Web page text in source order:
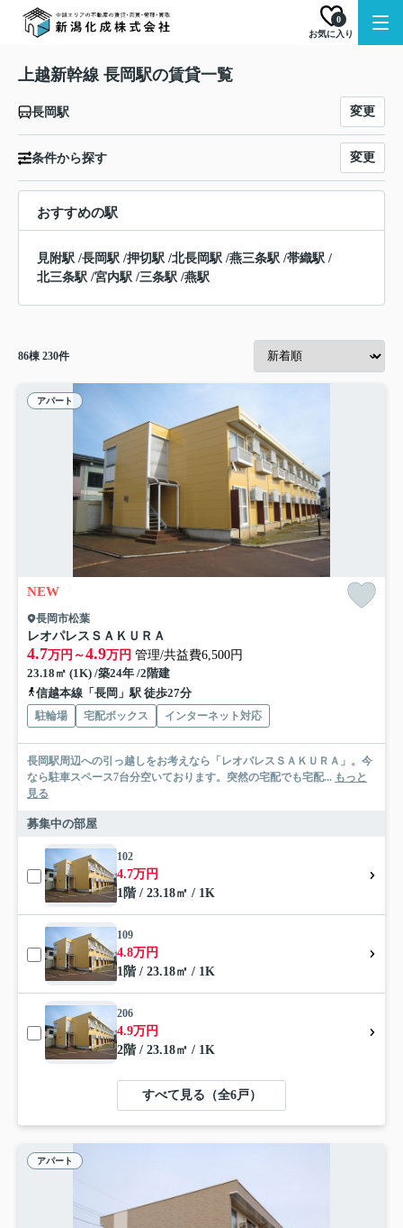
お気に入り
0
上越新幹線 長岡駅の賃貸一覧
長岡駅 変更
条件から探す 変更
おすすめの駅
見附駅 /長岡駅 /押切駅 /北長岡駅 /燕三条駅 /帯織駅 /
北三条駅 /宮内駅 /三条駅 /燕駅
86棟 230件
アパート
NEW
長岡市松葉
レオパレスＳＡＫＵＲＡ
4.7万円～4.9万円 管理/共益費6,500円
23.18㎡ (1K) /築24年 /2階建
信越本線「長岡」駅 徒歩27分
駐輪場 宅配ボックス インターネット対応
長岡駅周辺への引っ越しをお考えなら「レオパレスＳＡＫＵＲＡ」。今
なら駐車スペース7台分空いております。突然の宅配でも宅配... もっと
見る
募集中の部屋
102
4.7万円
1階 / 23.18㎡ / 1K
109
4.8万円
1階 / 23.18㎡ / 1K
206
4.9万円
2階 / 23.18㎡ / 1K
すべて見る（全6戸）
アパート